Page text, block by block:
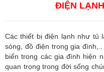
ĐIỆN
Các thiết bị điện lạnh như tủ
sóng, đồ điện trong gia
biến trong các gia đình hiện
quan trọng trong đời sống